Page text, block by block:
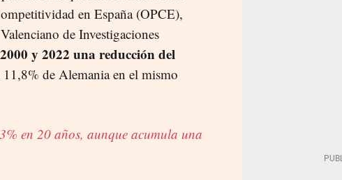
en España (OPCE),
de Investigaciones
y 2022 una reducción del
de Alemania en el mismo
en 20 años, aunque acumula una